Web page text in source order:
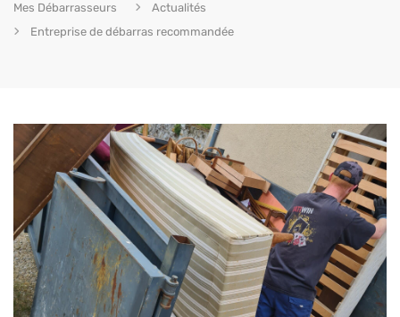
Mes Débarrasseurs
Actualités
Entreprise de débarras recommandée